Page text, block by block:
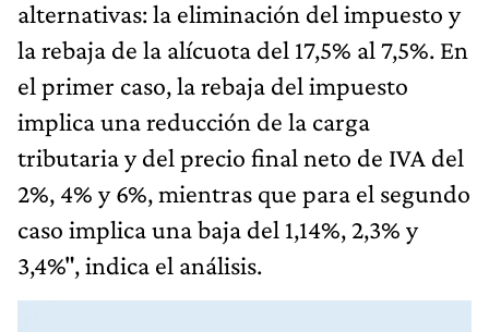
alternativas: la eliminación del impuesto y
la rebaja de la alícuota del 17,5% al 7,5%. En
el primer caso, la rebaja del impuesto
implica una reducción de la carga
tributaria y del precio final neto de IVA del
2%, 4% y 6%, mientras que para el segundo
caso implica una baja del 1,14%, 2,3% y
3,4%", indica el análisis.